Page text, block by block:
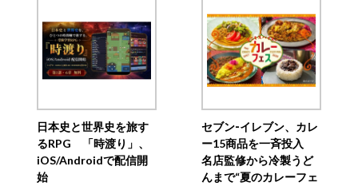
日本史と世界史を旅す
るRPG 「時渡り」、
iOS/Androidで配信開
始
セブン‐イレブン、カレ
ー15商品を一斉投入
名店監修から冷製うど
んまで“夏のカレーフェ